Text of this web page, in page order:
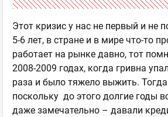
Этот кризис у нас не первый и не
5-6 лет, в стране и в мире что-то
работает на рынке давно, тот
2008-2009 годах, когда гривна
раза и было тяжело выжить.
поскольку до этого долгие годы
даже замечательно – давали